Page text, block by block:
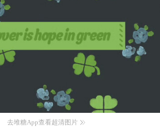
去堆糖App查看超清图片